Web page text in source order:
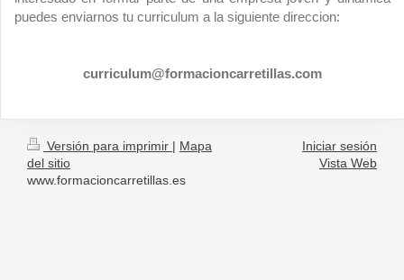
puedes enviarnos tu curriculum a la siguiente direccion:
curriculum@formacioncarretillas.com
Versión para imprimir | Mapa
del sitio
www.formacioncarretillas.es
Iniciar sesión
Vista Web